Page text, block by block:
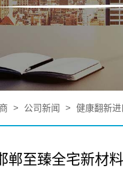
> 公司新闻 > 健康翻新
郸至臻全宅新材